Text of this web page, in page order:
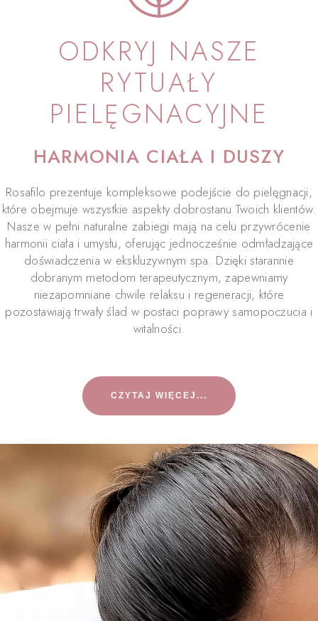
ODKRYJ NASZE
RYTUAŁY
PIELĘGNACYJNE
HARMONIA CIAŁA I DUSZY
Rosafilo prezentuje kompleksowe podejście do pielęgnacji,
które obejmuje wszystkie aspekty dobrostanu Twoich klientów.
Nasze w pełni naturalne zabiegi mają na celu przywrócenie
harmonii ciała i umysłu, oferując jednocześnie odmładzające
doświadczenia w ekskluzywnym spa. Dzięki starannie
dobranym metodom terapeutycznym, zapewniamy
niezapomniane chwile relaksu i regeneracji, które
pozostawiają trwały ślad w postaci poprawy samopoczucia i
witalności.
CZYTAJ WIĘCEJ...